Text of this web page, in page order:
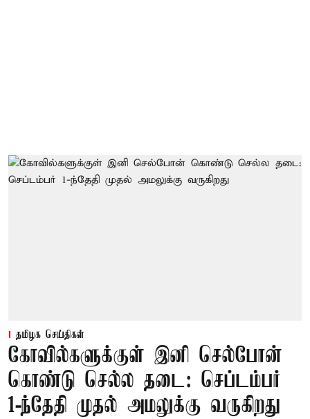
தமிழக செய்திகள்
கோவில்களுக்குள் இனி செல்போன்
கொண்டு செல்ல தடை: செப்டம்பர்
1-ந்தேதி முதல் அமலுக்கு வருகிறது